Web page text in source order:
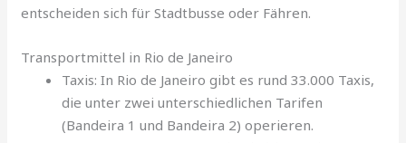
entscheiden sich für Stadtbusse oder Fähren.
Transportmittel in Rio de Janeiro
Taxis: In Rio de Janeiro gibt es rund 33.000 Taxis,
die unter zwei unterschiedlichen Tarifen
(Bandeira 1 und Bandeira 2) operieren.